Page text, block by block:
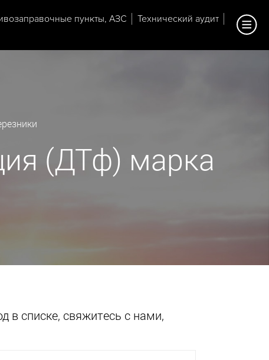
пункты, АЗС
Технический аудит
(ДТф) марка
в списке, свяжитесь с нами,